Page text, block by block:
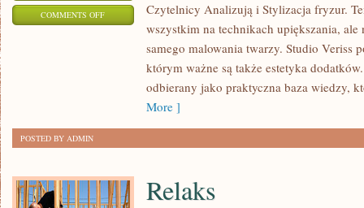
COMMENTS OFFON
STYLIZACJE
Czytelnicy Analizują i Stylizacja fryzur.
wszystkim na technikach upiększania, ale
samego malowania twarzy. Studio Veriss
którym ważne są także estetyka
odbierany jako praktyczna baza wiedzy,
More ]
POSTED BY ADMIN
Relaks